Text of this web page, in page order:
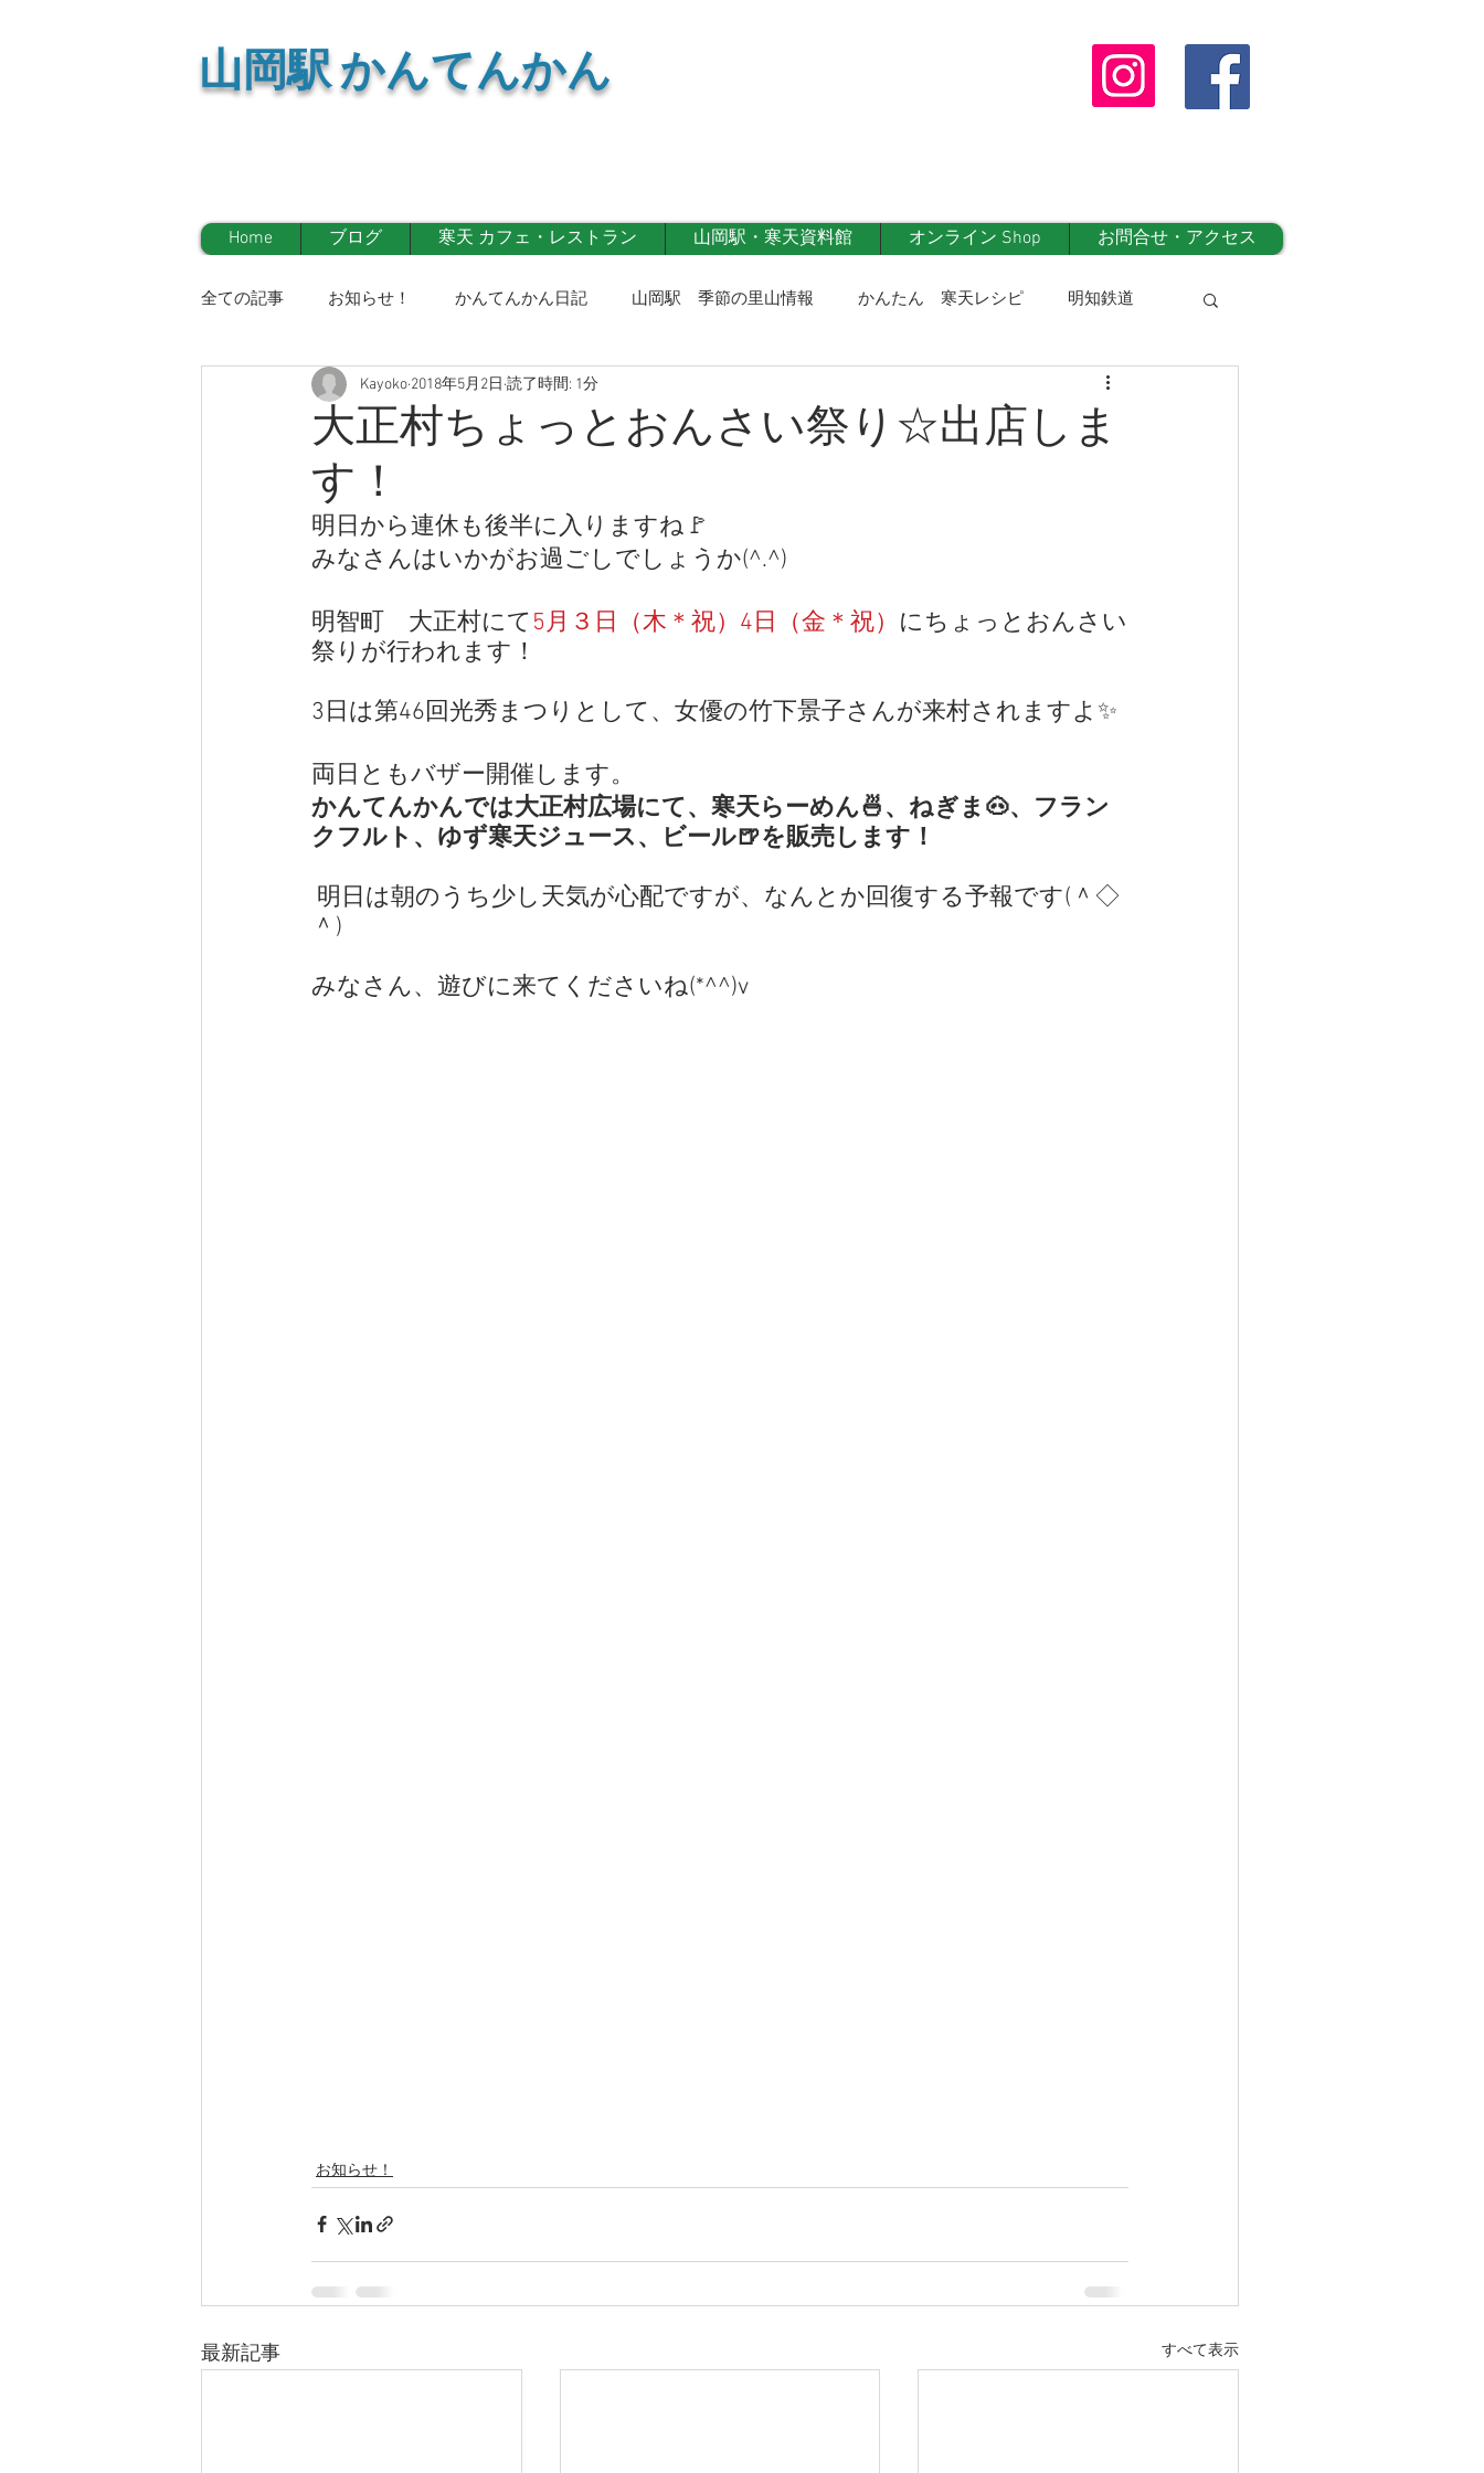
山岡駅 かんてんかん
Home ブログ 寒天 カフェ・レストラン 山岡駅・寒天資料館 オンライン Shop お問合せ・アクセス
全ての記事 お知らせ！ かんてんかん日記 山岡駅 季節の里山情報 かんたん 寒天レシピ 明知鉄道
イベント情報！ マスコミ 寒天商品 オンラインshop
お知らせ！ かんてんかん日記！
大正村ちょっとおんさい祭り☆出店しま
す！
Kayoko 2018年5月2日 読了時間: 1分
明日から連休も後半に入りますね🚩
みなさんはいかがお過ごしでしょうか(^.^)
明智町　大正村にて5月３日（木＊祝）4日（金＊祝） にちょっとおんさい
祭りが行われます！
3日は第46回光秀まつりとして、女優の竹下景子さんが来村されますよ✨
両日ともバザー開催します。
かんてんかんでは大正村広場にて、寒天らーめん🍜、ねぎま🐽、フラン
クフルト、ゆず寒天ジュース、ビール🍺を販売します！
＾)
みなさん、遊びに来てくださいね(*^^)v
お知らせ！
最新記事 すべて表示